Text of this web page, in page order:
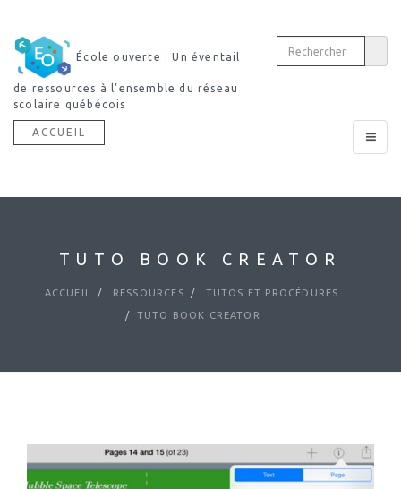
École ouverte : Un éventail
de ressources à l’ensemble du réseau
scolaire québécois
Toggle
ACCUEIL
TUTO BOOK CREATOR
ACCUEIL RESSOURCES TUTOS ET PROCÉDURES
TUTO BOOK CREATOR